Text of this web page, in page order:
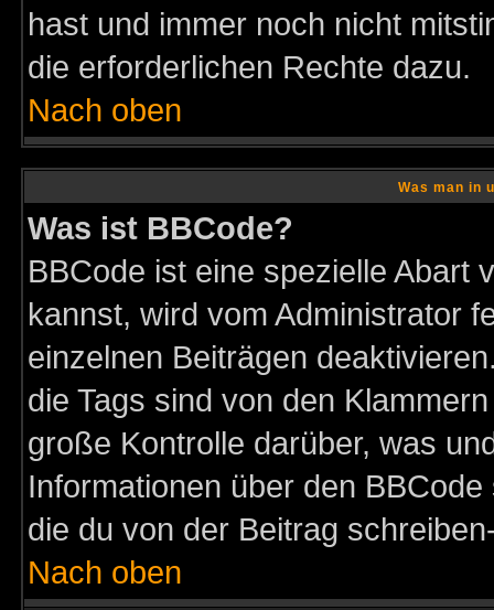
hast und immer noch nicht
die erforderlichen Rechte dazu.
Nach oben
Was man in
Was ist BBCode?
BBCode ist eine spezielle Abart
kannst, wird vom Administrator
einzelnen Beiträgen
die Tags sind von den
große Kontrolle darüber, was
Informationen über den
die du von der Beitrag
Nach oben